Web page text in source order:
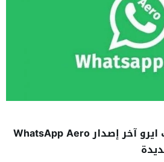
تحميل تطبيق واتساب ايرو آخر إصدار WhatsApp Aero